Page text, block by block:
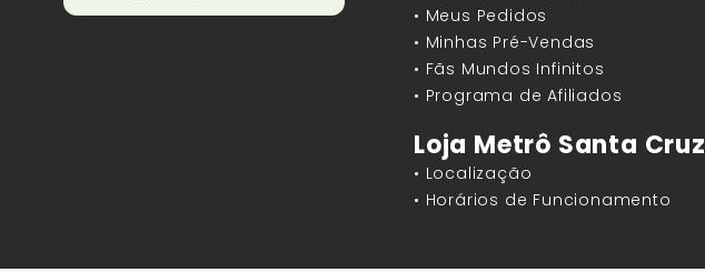
• Meus Pedidos
• Minhas Pré-Vendas
• Fãs Mundos Infinitos
• Programa de Afiliados
Loja Metrô Santa Cruz
• Localização
• Horários de Funcionamento